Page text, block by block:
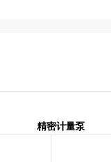
精密计量泵